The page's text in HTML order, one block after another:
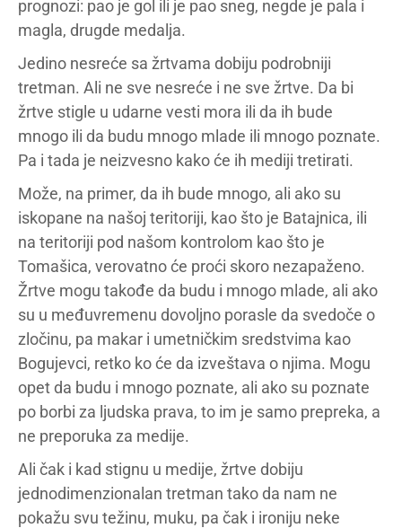
prognozi: pao je gol ili je pao sneg, negde je pala i
magla, drugde medalja.
Jedino nesreće sa žrtvama dobiju podrobniji
tretman. Ali ne sve nesreće i ne sve žrtve. Da bi
žrtve stigle u udarne vesti mora ili da ih bude
mnogo ili da budu mnogo mlade ili mnogo poznate.
Pa i tada je neizvesno kako će ih mediji tretirati.
Može, na primer, da ih bude mnogo, ali ako su
iskopane na našoj teritoriji, kao što je Batajnica, ili
na teritoriji pod našom kontrolom kao što je
Tomašica, verovatno će proći skoro nezapaženo.
Žrtve mogu takođe da budu i mnogo mlade, ali ako
su u međuvremenu dovoljno porasle da svedoče o
zločinu, pa makar i umetničkim sredstvima kao
Bogujevci, retko ko će da izveštava o njima. Mogu
opet da budu i mnogo poznate, ali ako su poznate
po borbi za ljudska prava, to im je samo prepreka, a
ne preporuka za medije.
Ali čak i kad stignu u medije, žrtve dobiju
jednodimenzionalan tretman tako da nam ne
pokažu svu težinu, muku, pa čak i ironiju neke